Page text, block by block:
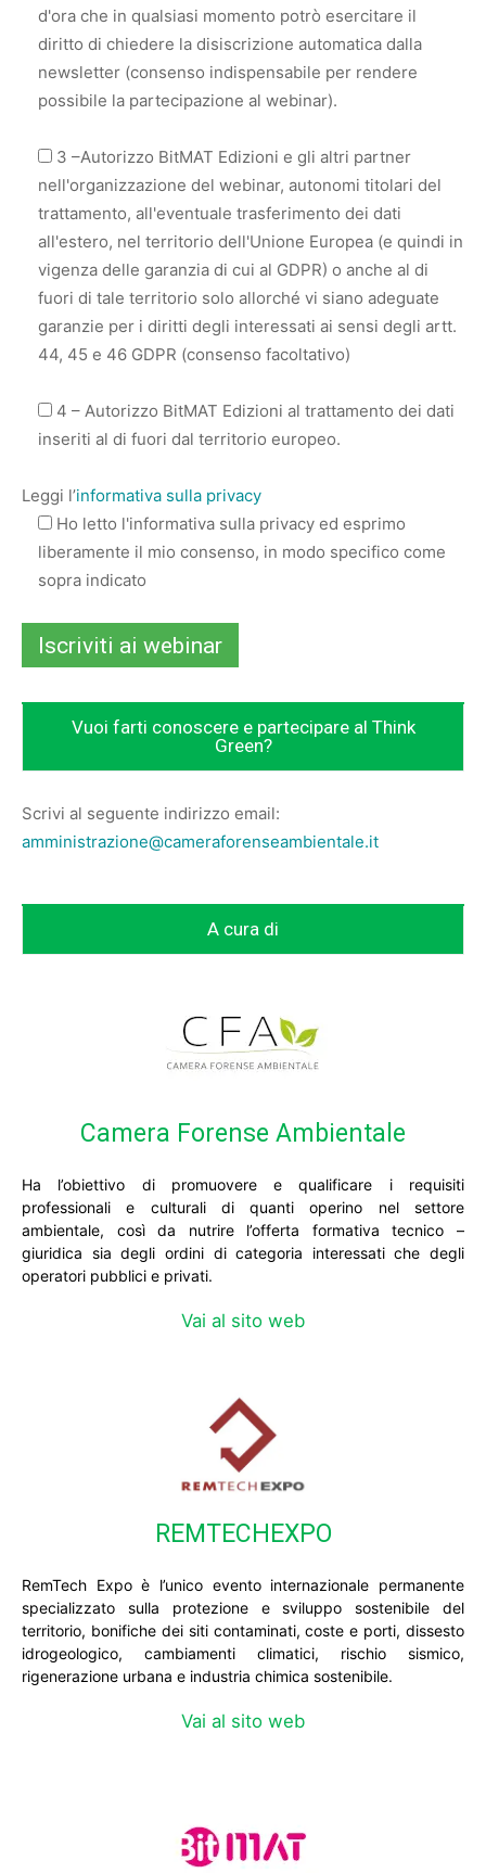
d'ora che in qualsiasi momento potrò esercitare il
diritto di chiedere la disiscrizione automatica dalla
newsletter (consenso indispensabile per rendere
possibile la partecipazione al webinar).
3 –Autorizzo BitMAT Edizioni e gli altri partner
nell'organizzazione del webinar, autonomi titolari del
trattamento, all'eventuale trasferimento dei dati
all'estero, nel territorio dell'Unione Europea (e quindi in
vigenza delle garanzia di cui al GDPR) o anche al di
fuori di tale territorio solo allorché vi siano adeguate
garanzie per i diritti degli interessati ai sensi degli artt.
44, 45 e 46 GDPR (consenso facoltativo)
4 – Autorizzo BitMAT Edizioni al trattamento dei dati
inseriti al di fuori dal territorio europeo.
Leggi l’informativa sulla privacy
Ho letto l'informativa sulla privacy ed esprimo
liberamente il mio consenso, in modo specifico come
sopra indicato
Vuoi farti conoscere e partecipare al Think
Green?
Scrivi al seguente indirizzo email:
amministrazione@cameraforenseambientale.it
A cura di
Camera Forense Ambientale
Ha l’obiettivo di promuovere e qualificare i requisiti
professionali e culturali di quanti operino nel settore
ambientale, così da nutrire l’offerta formativa tecnico –
giuridica sia degli ordini di categoria interessati che degli
operatori pubblici e privati.
Vai al sito web
REMTECHEXPO
RemTech Expo è l’unico evento internazionale permanente
specializzato sulla protezione e sviluppo sostenibile del
territorio, bonifiche dei siti contaminati, coste e porti, dissesto
idrogeologico, cambiamenti climatici, rischio sismico,
rigenerazione urbana e industria chimica sostenibile.
Vai al sito web